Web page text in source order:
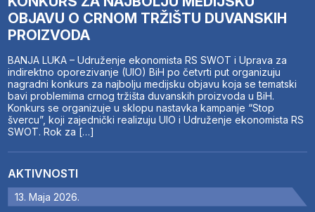
OBJAVU O CRNOM TRŽIŠTU DUVANSKIH
PROIZVODA
BANJA LUKA – Udruženje ekonomista RS SWOT i Uprava za
indirektno oporezivanje (UIO) BiH po četvrti put organizuju
nagradni konkurs za najbolju medijsku objavu koja se tematski
bavi problemima crnog tržišta duvanskih proizvoda u BiH.
Konkurs se organizuje u sklopu nastavka kampanje “Stop
švercu”, koji zajednički realizuju UIO i Udruženje ekonomista RS
SWOT. Rok za […]
AKTIVNOSTI
13. Maja 2026.